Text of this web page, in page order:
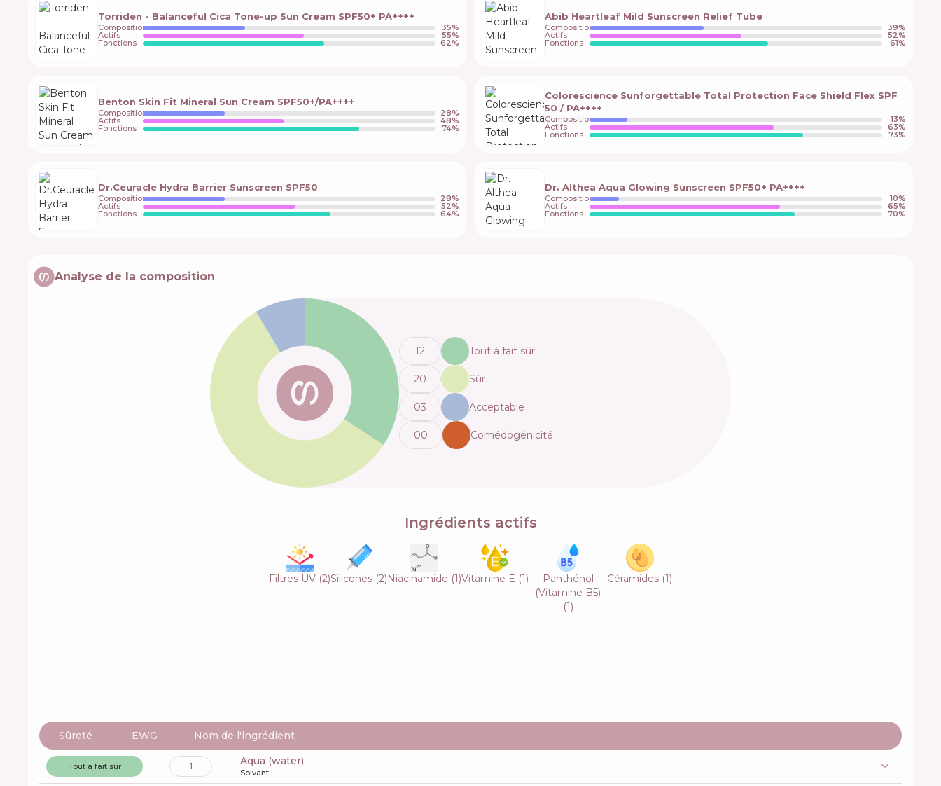
Torriden - Balanceful Cica Tone-up Sun Cream SPF50+ PA++++
Composition 35%
Actifs 55%
Fonctions 62%
Abib Heartleaf Mild Sunscreen Relief Tube
Composition 39%
Actifs 52%
Fonctions 61%
Benton Skin Fit Mineral Sun Cream SPF50+/PA++++
Composition 28%
Actifs 48%
Fonctions 74%
Colorescience Sunforgettable Total Protection Face Shield Flex SPF
50 / PA++++
Composition 13%
Actifs 63%
Fonctions 73%
Dr.Ceuracle Hydra Barrier Sunscreen SPF50
Composition 28%
Actifs 52%
Fonctions 64%
Dr. Althea Aqua Glowing Sunscreen SPF50+ PA++++
Composition 10%
Actifs 65%
Fonctions 70%
Analyse de la composition
12 Tout à fait sûr
20 Sûr
03 Acceptable
00 Comédogénicité
Ingrédients actifs
Filtres UV (2)Silicones (2)Niacinamide (1)Vitamine E (1)
Panthénol
(Vitamine B5)
(1)
Céramides (1)
Sûreté EWG Nom de l'ingrédient
Tout à fait sûr 1 aqua (water)
Solvant